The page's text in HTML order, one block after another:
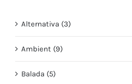
Alternativa (3)
Ambient (9)
Balada (5)